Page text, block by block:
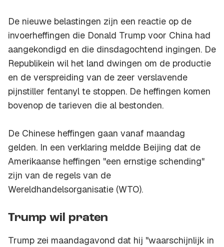
De nieuwe belastingen zijn een reactie op de
invoerheffingen die Donald Trump voor China had
aangekondigd en die dinsdagochtend ingingen. De
Republikein wil het land dwingen om de productie
en de verspreiding van de zeer verslavende
pijnstiller fentanyl te stoppen. De heffingen komen
bovenop de tarieven die al bestonden.
De Chinese heffingen gaan vanaf maandag
gelden. In een verklaring meldde Beijing dat de
Amerikaanse heffingen "een ernstige schending"
zijn van de regels van de
Wereldhandelsorganisatie (WTO).
Trump wil praten
Trump zei maandagavond dat hij "waarschijnlijk in